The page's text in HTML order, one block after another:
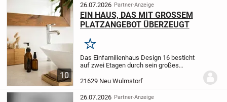
10
26.07.2026 Partner-Anzeige
EIN HAUS, DAS MIT GROSSEM
PLATZANGEBOT ÜBERZEUGT
Merken
Das Einfamilienhaus Design 16 besticht
auf zwei Etagen durch sein großes
und exklusive Ausstattungsdetails. Vom
Eingang im Erdgeschoss führt ein langer
Flur...
21629 Neu Wulmstorf
26.07.2026 Partner-Anzeige